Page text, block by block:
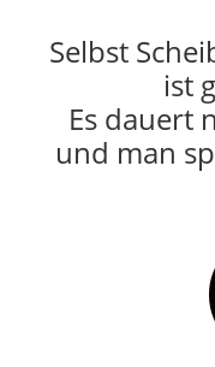
Selbst
ist
Es dauert
und man